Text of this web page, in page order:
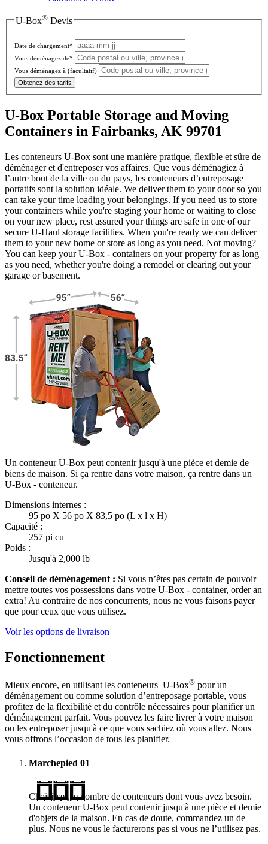
U-Box® Devis
Date de chargement*
Vous déménagez de*
Vous déménagez à (facultatif)
Obtenez des tarifs
U-Box Portable Storage and Moving
Containers in Fairbanks, AK 99701
Les conteneurs U-Box sont une manière pratique, flexible et sûre de
déménager et d'entreposer vos affaires. Que vous déménagiez à
l’autre bout de la ville ou du pays, les conteneurs d’entreposage
portatifs sont la solution idéale. We deliver them to your door so you
can take your time loading your belongings. If you need us to store
your containers while you're staging your home or waiting to close
on your new place, rest assured your things are safe in one of our
secure U-Haul storage facilities. When you're ready we can deliver
them to your new home or store as long as you need. Not moving?
You can keep yourU-Box - containers on your property for as long
as you need, whether you're doing a remodel or clearing out your
garage or basement.
Un conteneur U-Box peut contenir jusqu'à une pièce et demie de
biens de maison. Si ça rentre dans votre maison, ça rentre dans un
U-Box - conteneur.
Dimensions internes :
95 po X 56 po X 83,5 po (L x l x H)
Capacité :
257 pi cu
Poids :
Jusqu'à 2,000 lb
Conseil de déménagement : Si vous n’êtes pas certain de pouvoir
mettre toutes vos possessions dans votre U-Box - container, order an
extra! Au contraire de nos concurrents, nous ne vous faisons payer
que pour ceux que vous utilisez.
Voir les options de livraison
Fonctionnement
Mieux encore, en utilisant les conteneurs U-Box® pour un
déménagement ou comme solution d’entreposage portable, vous
profitez de la flexibilité et du contrôle nécessaires pour planifier un
déménagement parfait. Vous pouvez les faire livrer à votre maison
ou les entreposer jusqu'à ce que vous sachiez où vous allez. Nous
vous offrons l’occasion de tous les planifier.
Marchepied 01
Choisissez le nombre de conteneurs dont vous avez besoin.
Un conteneurU-Box peut contenir jusqu'à une pièce et demie
d'objets de la maison. En cas de doute, commandez un de
plus. Nous ne vous le facturerons pas si vous ne l’utilisez pas.